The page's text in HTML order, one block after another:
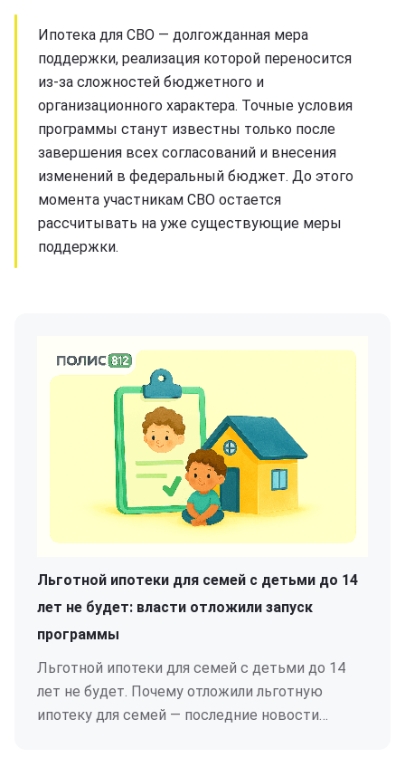
Ипотека для СВО — долгожданная мера
поддержки, реализация которой переносится
из-за сложностей бюджетного и
организационного характера. Точные условия
программы станут известны только после
завершения всех согласований и внесения
изменений в федеральный бюджет. До этого
момента участникам СВО остается
рассчитывать на уже существующие меры
поддержки.
Льготной ипотеки для семей с детьми до 14
лет не будет: власти отложили запуск
программы
Льготной ипотеки для семей с детьми до 14
лет не будет. Почему отложили льготную
ипотеку для семей — последние новости